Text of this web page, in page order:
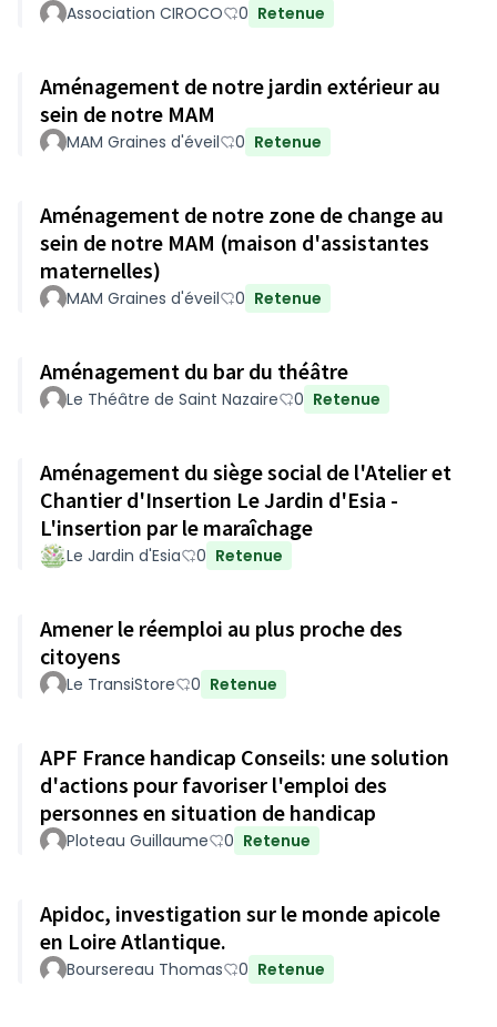
Association CIROCO 0 Retenue
Aménagement de notre jardin extérieur au
sein de notre MAM
MAM Graines d'éveil 0 Retenue
Aménagement de notre zone de change au
sein de notre MAM (maison d'assistantes
maternelles)
MAM Graines d'éveil 0 Retenue
Aménagement du bar du théâtre
Le Théâtre de Saint Nazaire 0 Retenue
Aménagement du siège social de l'Atelier et
Chantier d'Insertion Le Jardin d'Esia -
L'insertion par le maraîchage
Le Jardin d'Esia 0 Retenue
Amener le réemploi au plus proche des
citoyens
Le TransiStore 0 Retenue
APF France handicap Conseils: une solution
d'actions pour favoriser l'emploi des
personnes en situation de handicap
Ploteau Guillaume 0 Retenue
Apidoc, investigation sur le monde apicole
en Loire Atlantique.
Boursereau Thomas 0 Retenue